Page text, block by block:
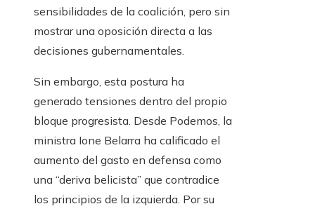
sensibilidades de la coalición, pero sin
mostrar una oposición directa a las
decisiones gubernamentales.
Sin embargo, esta postura ha
generado tensiones dentro del propio
bloque progresista. Desde Podemos, la
ministra Ione Belarra ha calificado el
aumento del gasto en defensa como
una “deriva belicista” que contradice
los principios de la izquierda. Por su